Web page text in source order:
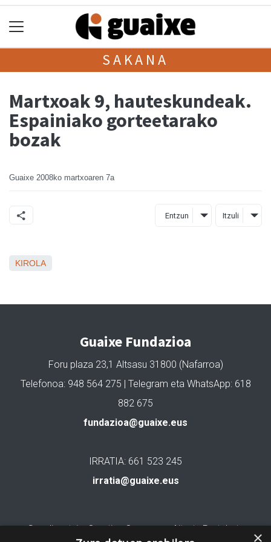
SAKANA
Martxoak 9, hauteskundeak.
Espainiako gorteetarako
bozak
Guaixe 2008ko martxoaren 7a
Entzun Itzuli
KIROLA
Guaixe Fundazioa
Foru plaza 23,1 Altsasu 31800 (Nafarroa)
Telefonoa: 948 564 275 | Telegram eta WhatsApp: 618
882 675
fundazioa@guaixe.eus
IRRATIA: 661 523 245
irratia@guaixe.eus
Gure lizentzia: Creative Commons Aitortu Partekatu ×